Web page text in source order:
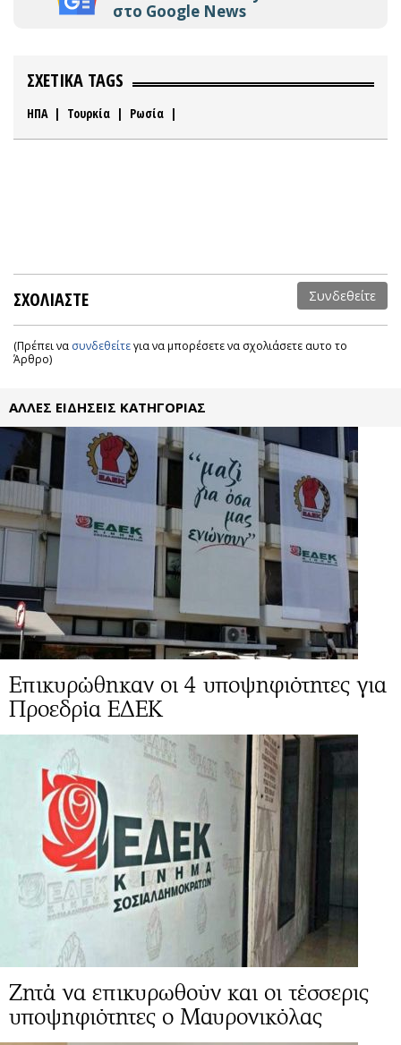
στο Google News
ΣΧΕΤΙΚΑ TAGS
ΗΠΑ| Τουρκία | Ρωσία |
ΣΧΟΛΙΑΣΤΕ Συνδεθείτε
(Πρέπει να συνδεθείτεγια να μπορέσετε να σχολιάσετε αυτο το
Άρθρο)
ΑΛΛΕΣ ΕΙΔΗΣΕΙΣ ΚΑΤΗΓΟΡΙΑΣ
Επικυρώθηκαν οι 4 υποψηφιότητες για
Προεδρία ΕΔΕΚ
Ζητά να επικυρωθούν και οι τέσσερις
υποψηφιότητες ο Μαυρονικόλας